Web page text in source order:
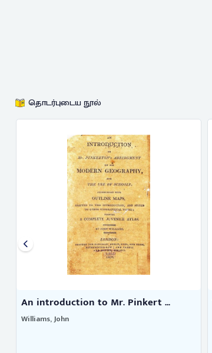
தொடர்புடைய நூல்
An introduction to Mr. Pinkert ...
Williams, John